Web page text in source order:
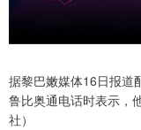
据黎巴嫩媒体16日报道
鲁比奥通电话时表示，
社）